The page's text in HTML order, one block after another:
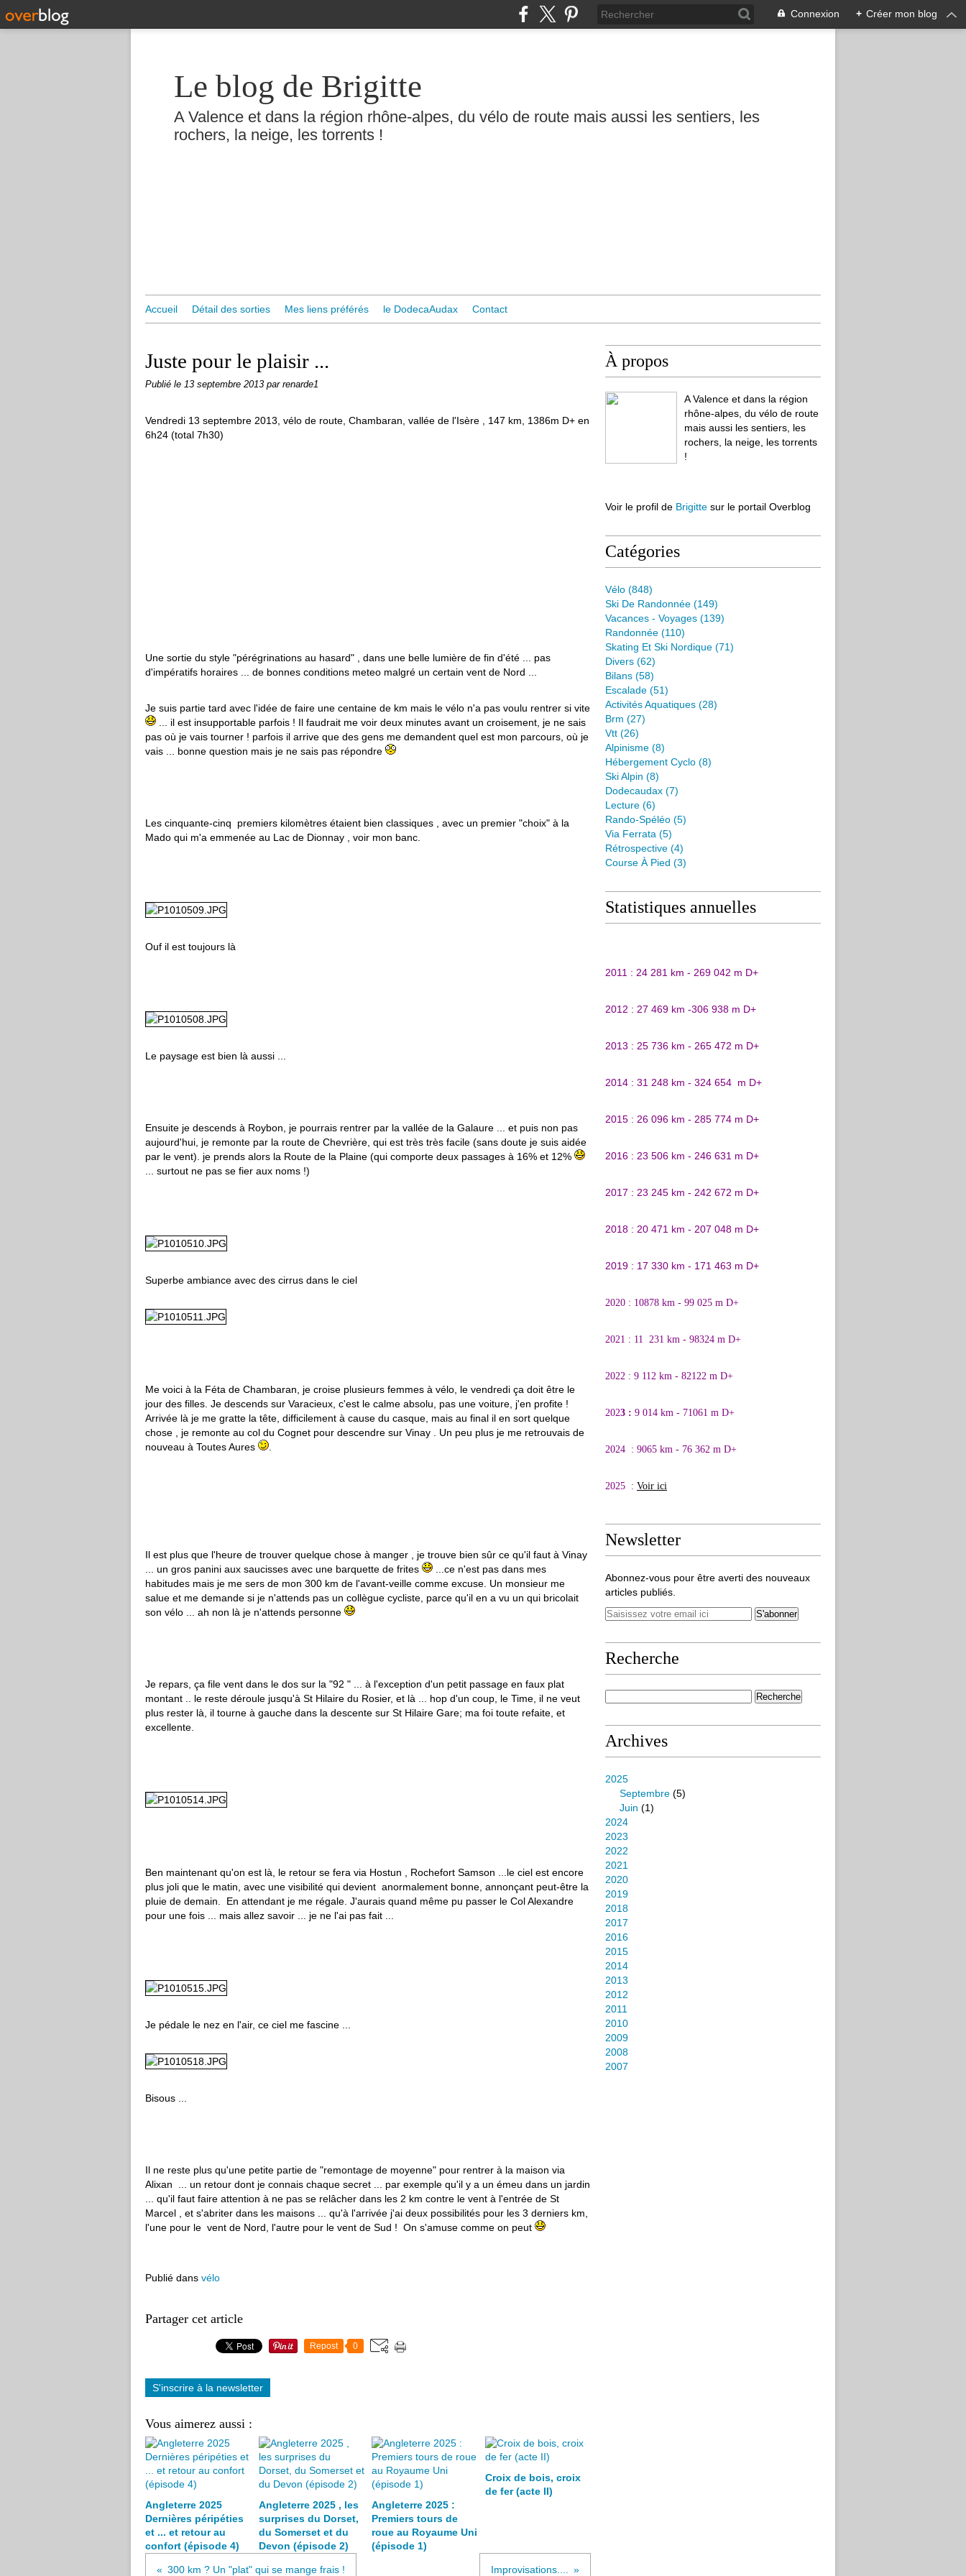
Connexion + Créer mon blog
Le blog de Brigitte
A Valence et dans la région rhône-alpes, du vélo de route mais aussi les sentiers, les
rochers, la neige, les torrents !
Accueil Détail des sorties Mes liens préférés le DodecaAudax Contact
Juste pour le plaisir ...
Publié le 13 septembre 2013 par renarde1
Vendredi 13 septembre 2013, vélo de route, Chambaran, vallée de l'Isère , 147 km, 1386m D+ en
6h24 (total 7h30)
Une sortie du style "pérégrinations au hasard" , dans une belle lumière de fin d'été ... pas
d'impératifs horaires ... de bonnes conditions meteo malgré un certain vent de Nord ...
Je suis partie tard avec l'idée de faire une centaine de km mais le vélo n'a pas voulu rentrer si vite
... il est insupportable parfois ! Il faudrait me voir deux minutes avant un croisement, je ne sais
pas où je vais tourner ! parfois il arrive que des gens me demandent quel est mon parcours, où je
vais ... bonne question mais je ne sais pas répondre
Les cinquante-cinq premiers kilomètres étaient bien classiques , avec un premier "choix" à la
Mado qui m'a emmenée au Lac de Dionnay , voir mon banc.
Ouf il est toujours là
Le paysage est bien là aussi ...
Ensuite je descends à Roybon, je pourrais rentrer par la vallée de la Galaure ... et puis non pas
aujourd'hui, je remonte par la route de Chevrière, qui est très très facile (sans doute je suis aidée
par le vent). je prends alors la Route de la Plaine (qui comporte deux passages à 16% et 12%
... surtout ne pas se fier aux noms !)
Superbe ambiance avec des cirrus dans le ciel
Me voici à la Féta de Chambaran, je croise plusieurs femmes à vélo, le vendredi ça doit être le
jour des filles. Je descends sur Varacieux, c'est le calme absolu, pas une voiture, j'en profite !
Arrivée là je me gratte la tête, difficilement à cause du casque, mais au final il en sort quelque
chose , je remonte au col du Cognet pour descendre sur Vinay . Un peu plus je me retrouvais de
nouveau à Toutes Aures
Il est plus que l'heure de trouver quelque chose à manger , je trouve bien sûr ce qu'il faut à Vinay
... un gros panini aux saucisses avec une barquette de frites
...ce n'est pas dans mes
habitudes mais je me sers de mon 300 km de l'avant-veille comme excuse. Un monsieur me
salue et me demande si je n'attends pas un collègue cycliste, parce qu'il en a vu un qui bricolait
son vélo ... ah non là je n'attends personne
Je repars, ça file vent dans le dos sur la "92 " ... à l'exception d'un petit passage en faux plat
montant .. le reste déroule jusqu'à St Hilaire du Rosier, et là ... hop d'un coup, le Time, il ne veut
plus rester là, il tourne à gauche dans la descente sur St Hilaire Gare; ma foi toute refaite, et
excellente.
Ben maintenant qu'on est là, le retour se fera via Hostun , Rochefort Samson ...le ciel est encore
plus joli que le matin, avec une visibilité qui devient anormalement bonne, annonçant peut-être la
pluie de demain. En attendant je me régale. J'aurais quand même pu passer le Col Alexandre
pour une fois ... mais allez savoir ... je ne l'ai pas fait ...
Je pédale le nez en l'air, ce ciel me fascine ...
Bisous ...
Il ne reste plus qu'une petite partie de "remontage de moyenne" pour rentrer à la maison via
Alixan ... un retour dont je connais chaque secret ... par exemple qu'il y a un émeu dans un jardin
... qu'il faut faire attention à ne pas se relâcher dans les 2 km contre le vent à l'entrée de St
Marcel , et s'abriter dans les maisons ... qu'à l'arrivée j'ai deux possibilités pour les 3 derniers km,
l'une pour le vent de Nord, l'autre pour le vent de Sud ! On s'amuse comme on peut
Publié dans vélo
Partager cet article
Repost 0
S'inscrire à la newsletter
Vous aimerez aussi :
Angleterre 2025
Dernières péripéties
et ... et retour au
confort (épisode 4)
Angleterre 2025 , les
surprises du Dorset,
du Somerset et du
Devon (épisode 2)
Angleterre 2025 :
Premiers tours de
roue au Royaume Uni
(épisode 1)
Croix de bois, croix
de fer (acte II)
300 km ? Un "plat" qui se mange frais ! Improvisations....
À propos
A Valence et dans la région
rhône-alpes, du vélo de route
mais aussi les sentiers, les
rochers, la neige, les torrents
!
Voir le profil de Brigitte sur le portail Overblog
Catégories
Vélo (848)
Ski De Randonnée (149)
Vacances - Voyages (139)
Randonnée (110)
Skating Et Ski Nordique (71)
Divers (62)
Bilans (58)
Escalade (51)
Activités Aquatiques (28)
Brm (27)
Vtt (26)
Alpinisme (8)
Hébergement Cyclo (8)
Ski Alpin (8)
Dodecaudax (7)
Lecture (6)
Rando-Spéléo (5)
Via Ferrata (5)
Rétrospective (4)
Course À Pied (3)
Statistiques annuelles
2011 : 24 281 km - 269 042 m D+
2012 : 27 469 km -306 938 m D+
2013 : 25 736 km - 265 472 m D+
2014 : 31 248 km - 324 654 m D+
2015 : 26 096 km - 285 774 m D+
2016 : 23 506 km - 246 631 m D+
2017 : 23 245 km - 242 672 m D+
2018 : 20 471 km - 207 048 m D+
2019 : 17 330 km - 171 463 m D+
2020 : 10878 km - 99 025 m D+
2021 : 11 231 km - 98324 m D+
2022 : 9 112 km - 82122 m D+
2023 : 9 014 km - 71061 m D+
2024 : 9065 km - 76 362 m D+
2025 : Voir ici
Newsletter
Abonnez-vous pour être averti des nouveaux
articles publiés.
Recherche
Archives
2025
Septembre (5)
Juin (1)
2024
2023
2022
2021
2020
2019
2018
2017
2016
2015
2014
2013
2012
2011
2010
2009
2008
2007